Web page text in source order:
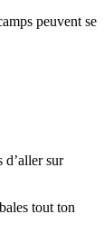
peuvent se
sur
tout ton